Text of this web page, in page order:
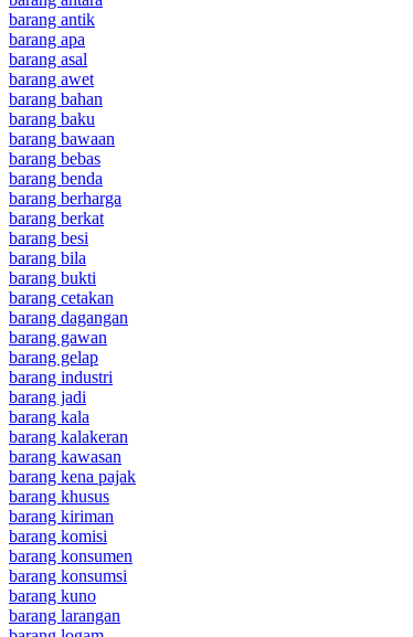
barang antik
barang apa
barang asal
barang awet
barang bahan
barang baku
barang bawaan
barang bebas
barang benda
barang berharga
barang berkat
barang besi
barang bila
barang bukti
barang cetakan
barang dagangan
barang gawan
barang gelap
barang industri
barang jadi
barang kala
barang kalakeran
barang kawasan
barang kena pajak
barang khusus
barang kiriman
barang komisi
barang konsumen
barang konsumsi
barang kuno
barang larangan